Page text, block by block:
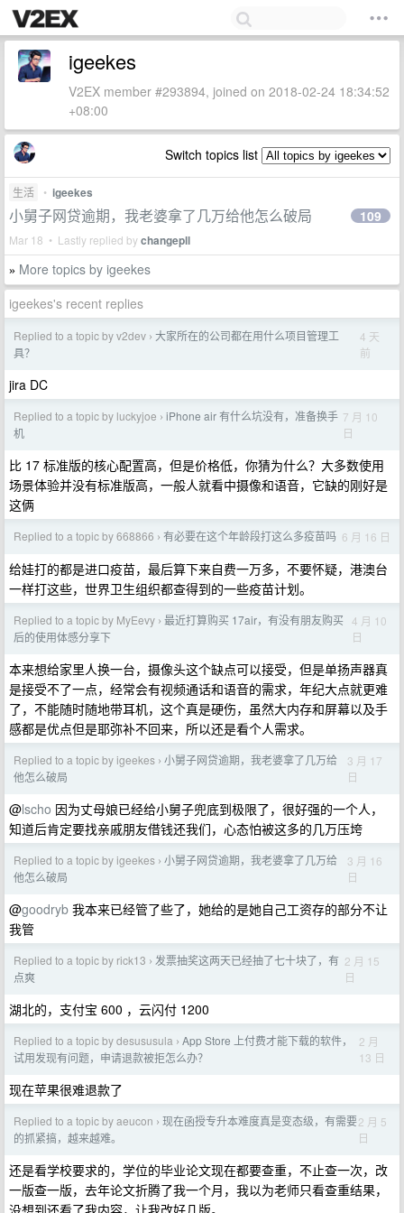
igeekes
V2EX member #293894, joined on 2018-02-24 18:34:52
+08:00
Switch topics list
生活 • igeekes
小舅子网贷逾期，我老婆拿了几万给他怎么破局
Mar 18 • Lastly replied bychangepll
109
» More topics by igeekes
igeekes's recent replies
Replied to a topic by v2dev › 大家所在的公司都在用什么项目管理工
具？
4 天
前
jira DC
Replied to a topic by luckyjoe › iPhone air 有什么坑没有，准备换手
机
7 月 10
日
比 17 标准版的核心配置高，但是价格低，你猜为什么？大多数使用
场景体验并没有标准版高，一般人就看中摄像和语音，它缺的刚好是
这俩
Replied to a topic by 668866 › 有必要在这个年龄段打这么多疫苗吗 6 月 16 日
给娃打的都是进口疫苗，最后算下来自费一万多，不要怀疑，港澳台
一样打这些，世界卫生组织都查得到的一些疫苗计划。
Replied to a topic by MyEevy › 最近打算购买 17air，有没有朋友购买
后的使用体感分享下
4 月 10
日
本来想给家里人换一台，摄像头这个缺点可以接受，但是单扬声器真
是接受不了一点，经常会有视频通话和语音的需求，年纪大点就更难
了，不能随时随地带耳机，这个真是硬伤，虽然大内存和屏幕以及手
感都是优点但是耶弥补不回来，所以还是看个人需求。
Replied to a topic by igeekes › 小舅子网贷逾期，我老婆拿了几万给
他怎么破局
3 月 17
日
@lscho 因为丈母娘已经给小舅子兜底到极限了，很好强的一个人，
知道后肯定要找亲戚朋友借钱还我们，心态怕被这多的几万压垮
Replied to a topic by igeekes › 小舅子网贷逾期，我老婆拿了几万给
他怎么破局
3 月 16
日
@goodryb 我本来已经管了些了，她给的是她自己工资存的部分不让
我管
Replied to a topic by rick13 › 发票抽奖这两天已经抽了七十块了，有
点爽
2 月 15
日
湖北的，支付宝 600 ，云闪付 1200
Replied to a topic by desususula › App Store 上付费才能下载的软件，
试用发现有问题，申请退款被拒怎么办？
2 月
13 日
现在苹果很难退款了
Replied to a topic by aeucon › 现在函授专升本难度真是变态级，有需要
的抓紧搞，越来越难。
2 月 5
日
还是看学校要求的，学位的毕业论文现在都要查重，不止查一次，改
一版查一版，去年论文折腾了我一个月，我以为老师只看查重结果，
没想到还看了我内容，让我改好几版。